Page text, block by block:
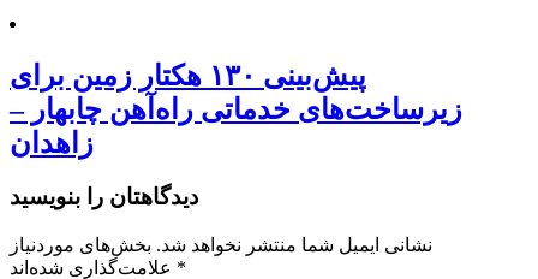
پیش‌بینی ۱۳۰ هکتار زمین برای
زیرساخت‌های خدماتی راه‌آهن چابهار –
زاهدان
دیدگاهتان را بنویسید
نشانی ایمیل شما منتشر نخواهد شد. بخش‌های موردنیاز
*